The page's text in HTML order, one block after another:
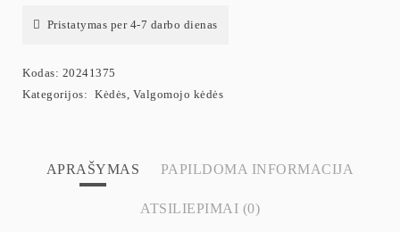
Pristatymas per 4-7 darbo dienas
Kodas: 20241375
Kategorijos: Kėdės Valgomojo kėdės
APRAŠYMAS PAPILDOMA INFORMACIJA
ATSILIEPIMAI (0)